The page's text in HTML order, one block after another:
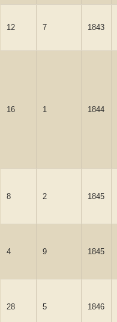
12 7 1843
16 1 1844
8 2 1845
4 9 1845
28 5 1846